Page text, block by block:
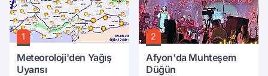
1
Meteoroloji'den Yağış
Uyarısı
2
Afyon'da Muhteşem
Düğün